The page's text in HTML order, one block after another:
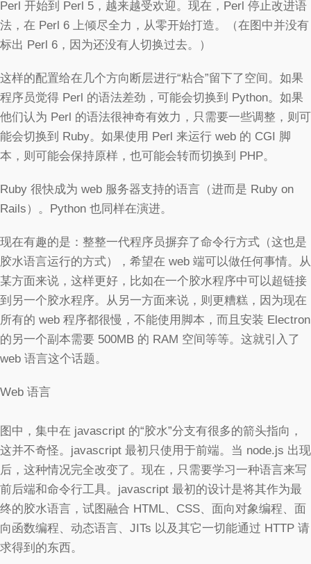
Perl 开始到 Perl 5，越来越受欢迎。现在，Perl 停止改进语
法，在 Perl 6 上倾尽全力，从零开始打造。（在图中并没有
标出 Perl 6，因为还没有人切换过去。）
这样的配置给在几个方向断层进行“粘合”留下了空间。如果
程序员觉得 Perl 的语法差劲，可能会切换到 Python。如果
他们认为 Perl 的语法很神奇有效力，只需要一些调整，则可
能会切换到 Ruby。如果使用 Perl 来运行 web 的 CGI 脚
本，则可能会保持原样，也可能会转而切换到 PHP。
Ruby 很快成为 web 服务器支持的语言（进而是 Ruby on
Rails）。Python 也同样在演进。
现在有趣的是：整整一代程序员摒弃了命令行方式（这也是
胶水语言运行的方式），希望在 web 端可以做任何事情。从
某方面来说，这样更好，比如在一个胶水程序中可以超链接
到另一个胶水程序。从另一方面来说，则更糟糕，因为现在
所有的 web 程序都很慢，不能使用脚本，而且安装 Electron
的另一个副本需要 500MB 的 RAM 空间等等。这就引入了
web 语言这个话题。
Web 语言
图中，集中在 javascript 的“胶水”分支有很多的箭头指向，
这并不奇怪。javascript 最初只使用于前端。当 node.js 出现
后，这种情况完全改变了。现在，只需要学习一种语言来写
前后端和命令行工具。javascript 最初的设计是将其作为最
终的胶水语言，试图融合 HTML、CSS、面向对象编程、面
向函数编程、动态语言、JITs 以及其它一切能通过 HTTP 请
求得到的东西。